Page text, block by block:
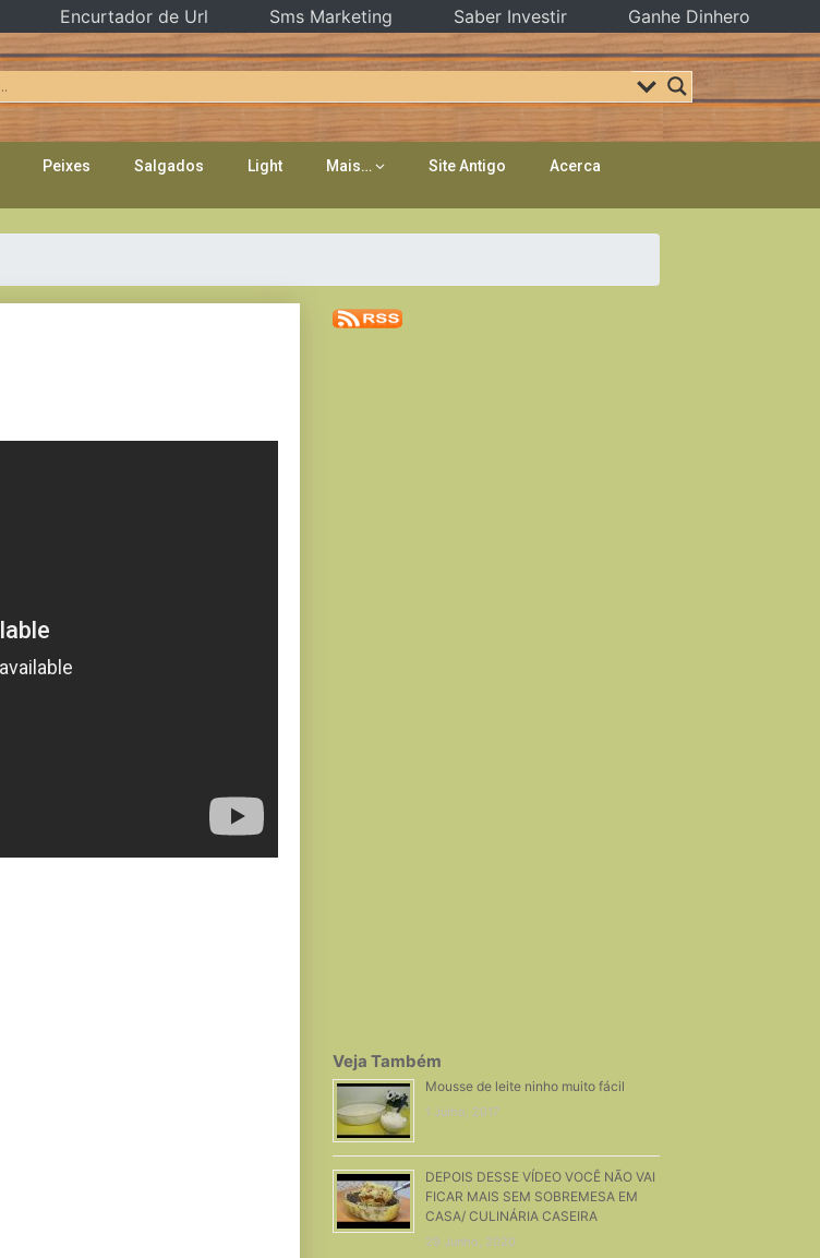
Peixes Salgados Light Mais… Site Antigo Acerca
Veja Também
Mousse de leite ninho muito fácil
1 Julho, 2017
DEPOIS DESSE VÍDEO VOCÊ NÃO VAI
FICAR MAIS SEM SOBREMESA EM
CASA/ CULINÁRIA CASEIRA
29 Junho, 2020
Encurtador de Url Sms Marketing Saber Investir Ganhe Dinhero